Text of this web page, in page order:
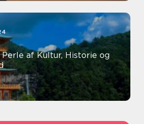
Perle af Kultur, Historie og